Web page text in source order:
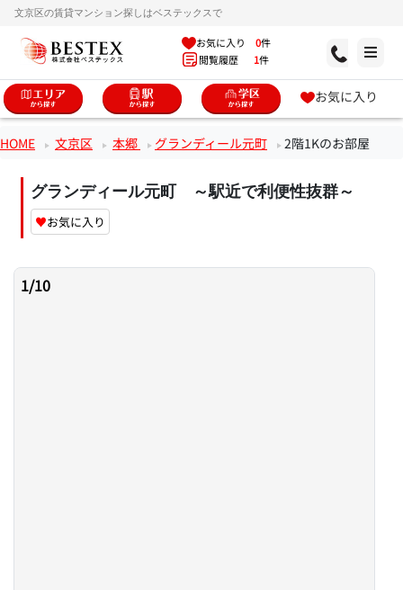
文京区の賃貸マンション探しはベステックスで
お気に入り 0件
閲覧履歴 1件
お気に入り
HOME 文京区 本郷 グランディール元町 2階1Kのお部屋
グランディール元町 ～駅近で利便性抜群～
♥お気に入り
1/10